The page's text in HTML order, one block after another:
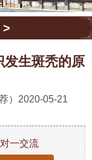
>
发生斑秃的原
） 2020-05-21
一交流